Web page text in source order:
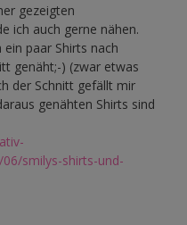
gezeigten
ich auch gerne nähen.
paar Shirts nach
genäht;-) (zwar etwas
der Schnitt gefällt mir
genähten Shirts sind
smilys-shirts-und-